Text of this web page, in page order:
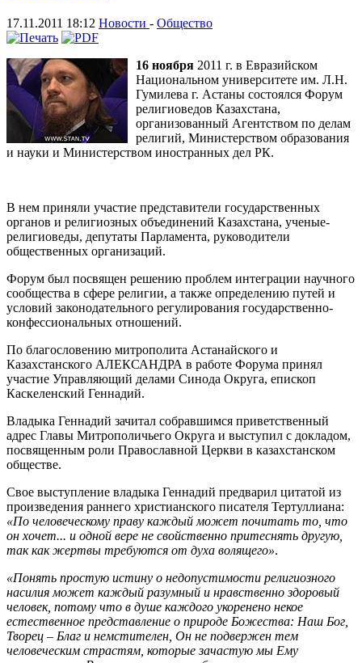
17.11.2011 18:12 Новости - Общество
16 ноября 2011 г. в Евразийском
Национальном университете им. Л.Н.
Гумилева г. Астаны состоялся Форум
религиоведов Казахстана,
организованный Агентством по делам
религий, Министерством образования
и науки и Министерством иностранных дел РК.
В нем приняли участие представители государственных
органов и религиозных объединений Казахстана, ученые-
религиоведы, депутаты Парламента, руководители
общественных организаций.
Форум был посвящен решению проблем интеграции научного
сообщества в сфере религии, а также определению путей и
условий законодательного регулирования государственно-
конфессиональных отношений.
По благословению митрополита Астанайского и
Казахстанского АЛЕКСАНДРА в работе Форума принял
участие Управляющий делами Синода Округа, епископ
Каскеленский Геннадий.
Владыка Геннадий зачитал собравшимся приветственный
адрес Главы Митрополичьего Округа и выступил с докладом,
посвященным роли Православной Церкви в казахстанском
обществе.
Свое выступление владыка Геннадий предварил цитатой из
произведения раннего христианского писателя Тертуллиана:
«По человеческому праву каждый может почитать то, что
он хочет... и одной вере не свойственно притеснять другую,
так как жертвы требуются от духа волящего».
«Понять простую истину о недопустимости религиозного
насилия может каждый разумный и нравственно здоровый
человек, потому что в душе каждого укоренено некое
естественное представление о природе Божества: Наш Бог,
Творец – Благ и немстителен, Он не подвержен тем
человеческим страстям, которые зачастую мы Ему